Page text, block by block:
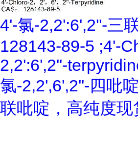
4'-氯-2,2':6',2''-三
128143-89-5 ;4'-
2,2':6',2''-
氯-2,2',6',2''-四吡
联吡啶，高纯度现